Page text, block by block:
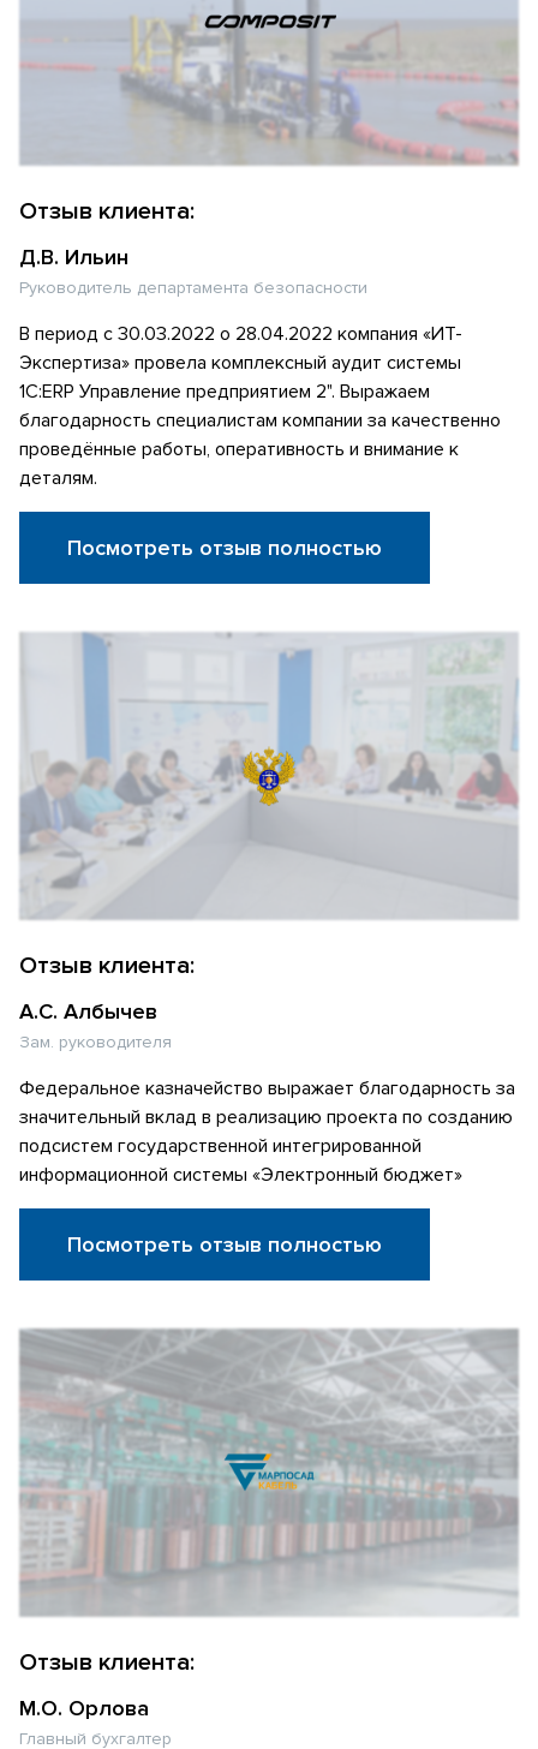
Отзыв клиента:
Д.В. Ильин
Руководитель департамента безопасности
В период с 30.03.2022 о 28.04.2022 компания «ИТ-
Экспертиза» провела комплексный аудит системы
1С:ERP Управление предприятием 2". Выражаем
благодарность специалистам компании за качественно
проведённые работы, оперативность и внимание к
деталям.
Посмотреть отзыв полностью
Отзыв клиента:
А.С. Албычев
Зам. руководителя
Федеральное казначейство выражает благодарность за
значительный вклад в реализацию проекта по созданию
подсистем государственной интегрированной
информационной системы «Электронный бюджет»
Посмотреть отзыв полностью
Отзыв клиента:
М.О. Орлова
Главный бухгалтер